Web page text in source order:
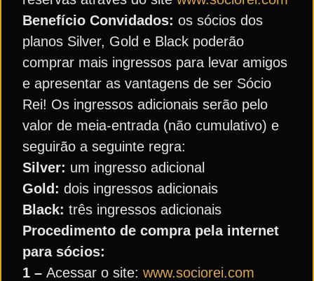
Benefício Convidados: os sócios dos
planos Silver, Gold e Black poderão
comprar mais ingressos para levar amigos
e apresentar as vantagens de ser Sócio
Rei! Os ingressos adicionais serão pelo
valor de meia-entrada (não cumulativo) e
seguirão a seguinte regra:
Silver: um ingresso adicional
Gold: dois ingressos adicionais
Black: três ingressos adicionais
Procedimento de compra pela internet
para sócios:
1 – Acessar o site: www.sociorei.com